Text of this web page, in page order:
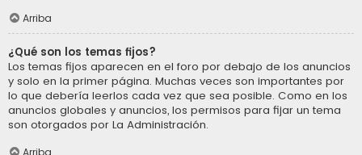
Arriba
¿Qué son los temas fijos?
Los temas fijos aparecen en el foro por debajo de los anuncios
y solo en la primer página. Muchas veces son importantes por
lo que debería leerlos cada vez que sea posible. Como en los
anuncios globales y anuncios, los permisos para fijar un tema
son otorgados por La Administración.
Arriba